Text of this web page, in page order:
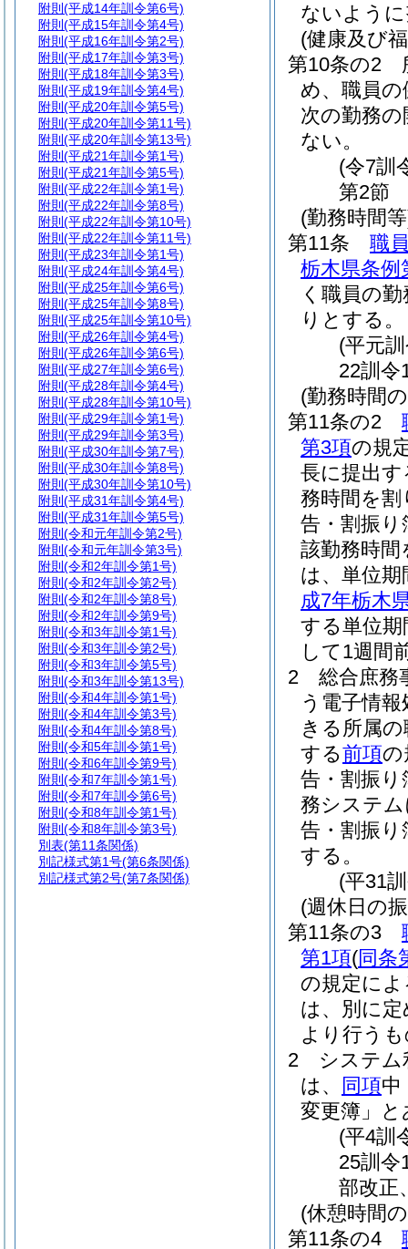
ないよう
(健康及び
第10条の2
め、職員
次の勤務
ない。
(令7訓
第2節
(勤務時間
第11条
職
栃木県条例
く職員の
りとする。
(平元
22訓令
(勤務時間
第11条の2
第3項の規
長に提出
務時間を
告・割振
該勤務時
は、単位期
成7年栃木
する単位
して1週間
2
総合庶務
う電子情
きる所属
する前項の
告・割振
務システ
告・割振
する。
(平31
(週休日の
第11条の3
第1項(同条
の規定に
は、別に
より行う
2
システム
は、
同項中
変更簿」
(平4訓
25訓令
部改正
(休憩時間
第11条の4
附則 (平成14年訓令第6号)
附則 (平成15年訓令第4号)
附則 (平成16年訓令第2号)
附則 (平成17年訓令第3号)
附則 (平成18年訓令第3号)
附則 (平成19年訓令第4号)
附則 (平成20年訓令第5号)
附則 (平成20年訓令第11号)
附則 (平成20年訓令第13号)
附則 (平成21年訓令第1号)
附則 (平成21年訓令第5号)
附則 (平成22年訓令第1号)
附則 (平成22年訓令第8号)
附則 (平成22年訓令第10号)
附則 (平成22年訓令第11号)
附則 (平成23年訓令第1号)
附則 (平成24年訓令第4号)
附則 (平成25年訓令第6号)
附則 (平成25年訓令第8号)
附則 (平成25年訓令第10号)
附則 (平成26年訓令第4号)
附則 (平成26年訓令第6号)
附則 (平成27年訓令第6号)
附則 (平成28年訓令第4号)
附則 (平成28年訓令第10号)
附則 (平成29年訓令第1号)
附則 (平成29年訓令第3号)
附則 (平成30年訓令第7号)
附則 (平成30年訓令第8号)
附則 (平成30年訓令第10号)
附則 (平成31年訓令第4号)
附則 (平成31年訓令第5号)
附則 (令和元年訓令第2号)
附則 (令和元年訓令第3号)
附則 (令和2年訓令第1号)
附則 (令和2年訓令第2号)
附則 (令和2年訓令第8号)
附則 (令和2年訓令第9号)
附則 (令和3年訓令第1号)
附則 (令和3年訓令第2号)
附則 (令和3年訓令第5号)
附則 (令和3年訓令第13号)
附則 (令和4年訓令第1号)
附則 (令和4年訓令第3号)
附則 (令和4年訓令第8号)
附則 (令和5年訓令第1号)
附則 (令和6年訓令第9号)
附則 (令和7年訓令第1号)
附則 (令和7年訓令第6号)
附則 (令和8年訓令第1号)
附則 (令和8年訓令第3号)
別表(第11条関係)
別記様式第1号(第6条関係)
別記様式第2号(第7条関係)